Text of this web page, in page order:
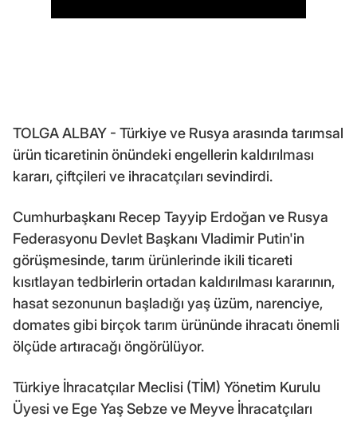
TOLGA ALBAY - Türkiye ve Rusya arasında tarımsal
ürün ticaretinin önündeki engellerin kaldırılması
kararı, çiftçileri ve ihracatçıları sevindirdi.
Cumhurbaşkanı Recep Tayyip Erdoğan ve Rusya
Federasyonu Devlet Başkanı Vladimir Putin'in
görüşmesinde, tarım ürünlerinde ikili ticareti
kısıtlayan tedbirlerin ortadan kaldırılması kararının,
hasat sezonunun başladığı yaş üzüm, narenciye,
domates gibi birçok tarım ürününde ihracatı önemli
ölçüde artıracağı öngörülüyor.
Türkiye İhracatçılar Meclisi (TİM) Yönetim Kurulu
Üyesi ve Ege Yaş Sebze ve Meyve İhracatçıları